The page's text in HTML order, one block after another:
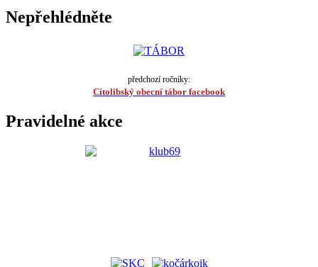
Nepřehlédněte
předchozí ročníky:
Cítolibský obecní tábor facebook
Pravidelné akce